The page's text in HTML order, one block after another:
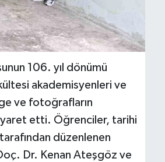
106. yıl dönümü
akademisyenleri ve
ve fotoğrafların
etti. Öğrenciler, tarihi
düzenlenen
Dr. Kenan Ateşgöz ve